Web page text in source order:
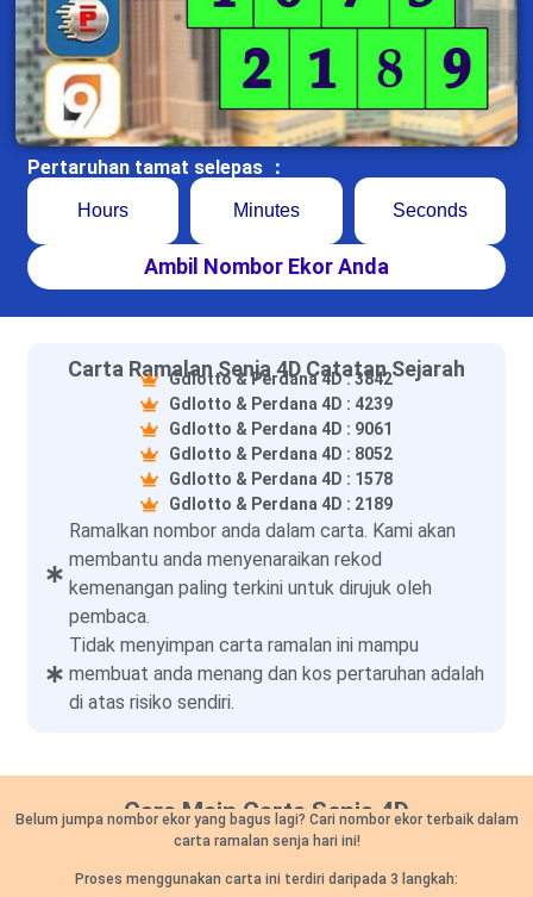
Pertaruhan tamat selepas ：
Hours Minutes Seconds
Ambil Nombor Ekor Anda
Carta Ramalan Senja 4D Catatan Sejarah
Gdlotto & Perdana 4D : 3842
Gdlotto & Perdana 4D : 4239
Gdlotto & Perdana 4D : 9061
Gdlotto & Perdana 4D : 8052
Gdlotto & Perdana 4D : 1578
Gdlotto & Perdana 4D : 2189
Ramalkan nombor anda dalam carta. Kami akan
membantu anda menyenaraikan rekod
kemenangan paling terkini untuk dirujuk oleh
pembaca.
Tidak menyimpan carta ramalan ini mampu
membuat anda menang dan kos pertaruhan adalah
di atas risiko sendiri.
Cara Main Carta Senja 4D
Belum jumpa nombor ekor yang bagus lagi? Cari nombor ekor terbaik dalam
carta ramalan senja hari ini!
Proses menggunakan carta ini terdiri daripada 3 langkah: